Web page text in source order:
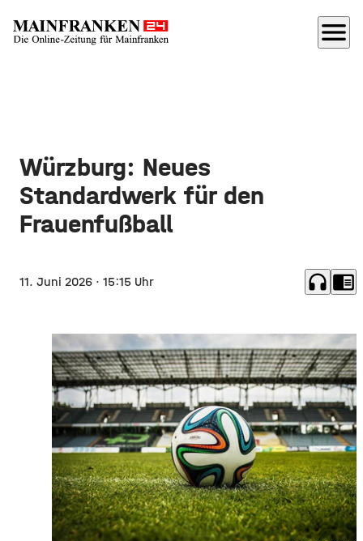
menu
Würzburg: Neues
Standardwerk für den
Frauenfußball
11. Juni 2026 · 15:15 Uhr headphones chrome_reader_mode